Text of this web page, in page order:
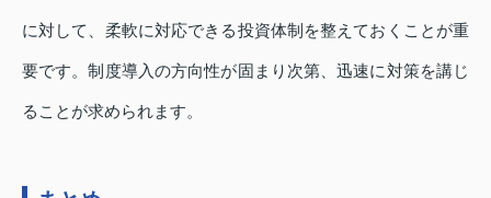
に対して、柔軟に対応できる投資体制を整えておくことが重
要です。制度導入の方向性が固まり次第、迅速に対策を講じ
ることが求められます。